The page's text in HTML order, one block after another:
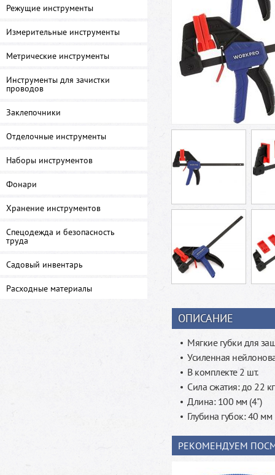
Режущие инструменты
Измерительные инструменты
Метрические инструменты
Инструменты для зачистки
проводов
Заклепочники
Отделочные инструменты
Наборы инструментов
Фонари
Хранение инструментов
Спецодежда и безопасность
труда
Садовый инвентарь
Расходные материалы
ОПИСАНИЕ
Мягкие губки для
Усиленная
В комплекте 2 шт.
Сила сжатия: до 22
Длина: 100 мм (4")
Глубина губок: 40 мм
РЕКОМЕНДУЕМ